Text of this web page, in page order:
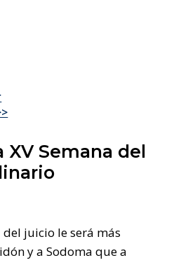
XV Semana del
juicio le será más
y a Sodoma que a